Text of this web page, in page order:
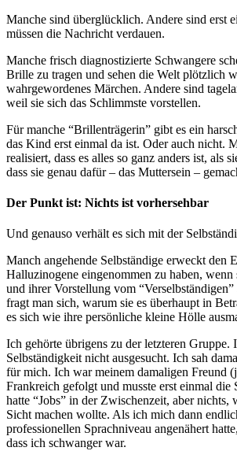
Manche sind überglücklich. Andere sind erst
müssen die Nachricht verdauen.
Manche frisch diagnostizierte Schwangere
Brille zu tragen und sehen die Welt plötzlich
wahrgewordenes Märchen. Andere sind
weil sie sich das Schlimmste vorstellen.
Für manche “Brillenträgerin” gibt es ein
das Kind erst einmal da ist. Oder auch nicht.
realisiert, dass es alles so ganz anders ist, als
dass sie genau dafür – das Muttersein –
Der Punkt ist: Nichts ist vorhersehbar
Und genauso verhält es sich mit der
Manch angehende Selbständige erweckt den
Halluzinogene eingenommen zu haben, wenn
und ihrer Vorstellung vom
fragt man sich, warum sie es überhaupt in
es sich wie ihre persönliche kleine Hölle
Ich gehörte übrigens zu der letzteren Gruppe.
Selbständigkeit nicht ausgesucht. Ich sah
für mich. Ich war meinem damaligen Freund
Frankreich gefolgt und musste erst einmal die
hatte “Jobs” in der Zwischenzeit, aber nichts,
Sicht machen wollte. Als ich mich dann
professionellen Sprachniveau angenähert
dass ich schwanger war.